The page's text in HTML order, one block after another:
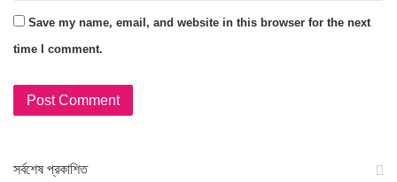
Save my name, email, and website in this browser for the next
time I comment.
স‍র্বশেষ প্রকাশিত